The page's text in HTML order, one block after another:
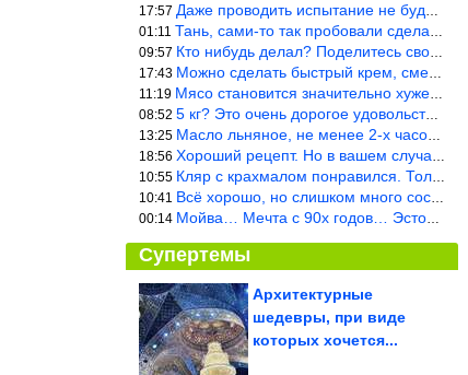
17:57 Даже проводить испытание не буду — в воду и потом быстро в раска
01:11 Тань, сами-то так пробовали сделать? Ерунда же получится. Нет, с
09:57 Кто нибудь делал? Поделитесь своими результатами!!!
17:43 Можно сделать быстрый крем, смешав 2 банки вареной сгущенки со с
11:19 Мясо становится значительно хуже, когда долго лежит в морозилке
08:52 5 кг? Это очень дорогое удовольствие, исходя из цен на эту ягоду
13:25 Масло льняное, не менее 2-х часов. Писать надо по делу и подробн
18:56 Хороший рецепт. Но в вашем случае шницель получится парено-варен
10:55 Кляр с крахмалом понравился. Только я бы в воду добавил бы молок
10:41 Всё хорошо, но слишком много составляющих.
00:14 Мойва… Мечта с 90х годов… Эстония
Супертемы
3 главные вещи,
гардеробе каждой...
Архитектурные
шедевры, при виде
которых хочется...